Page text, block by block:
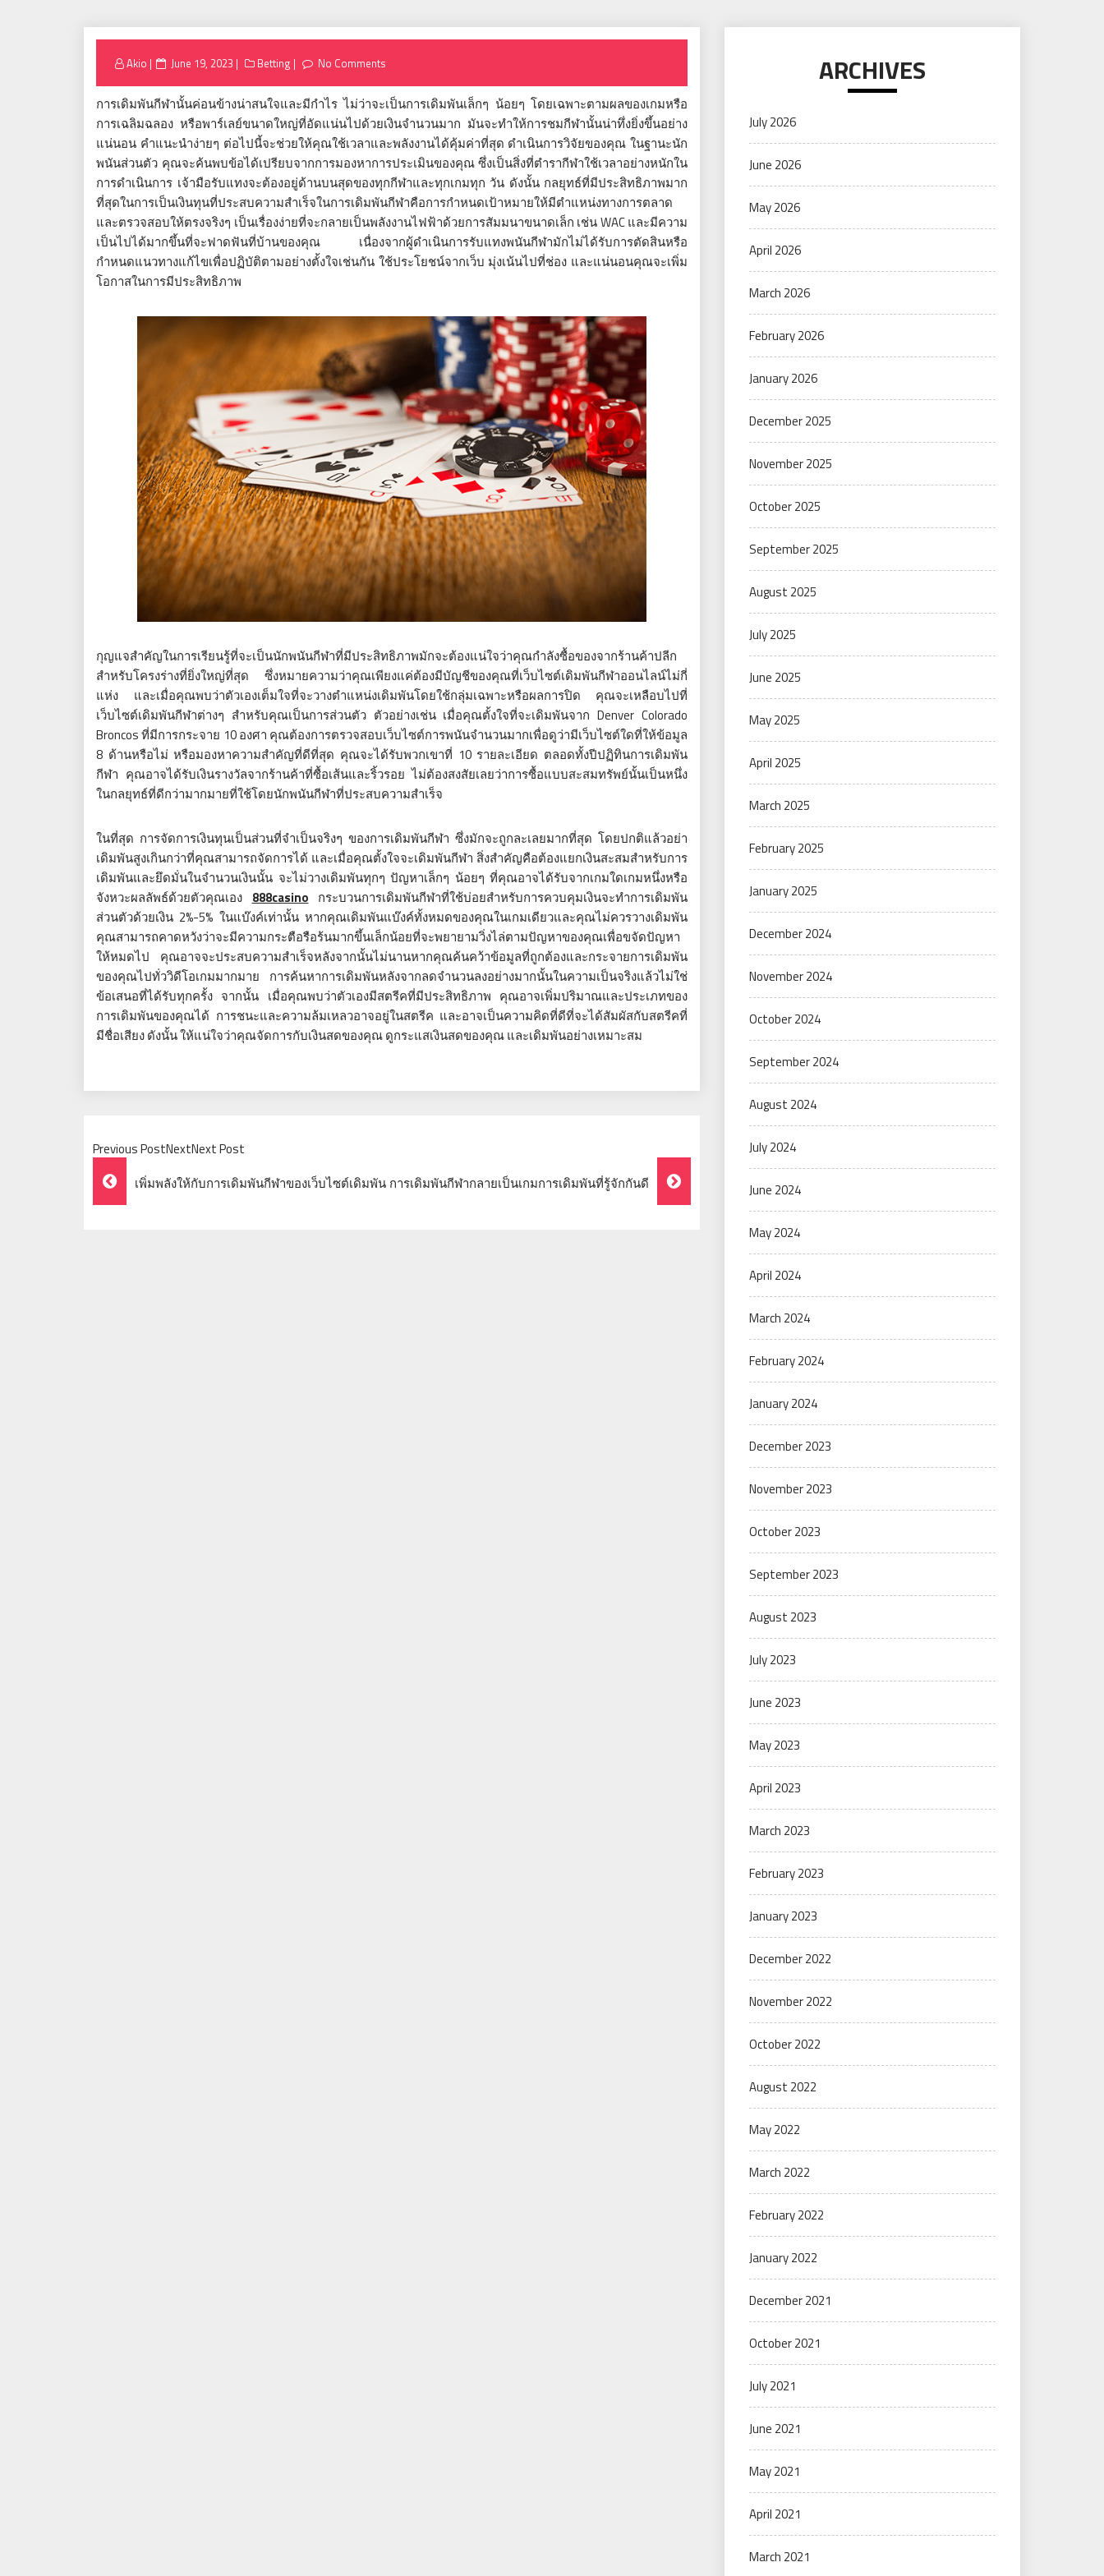
Akio
Posted
June 19, 2023 Betting No Comments
การเดิมพันกีฬานั้นค่อนข้างน่าสนใจและมีกำไร ไม่ว่าจะเป็นการเดิมพันเล็กๆ น้อยๆ โดยเฉพาะตามผลของเกมหรือ
การเฉลิมฉลอง หรือพาร์เลย์ขนาดใหญ่ที่อัดแน่นไปด้วยเงินจำนวนมาก มันจะทำให้การชมกีฬานั้นน่าทึ่งยิ่งขึ้นอย่าง
แน่นอน คำแนะนำง่ายๆ ต่อไปนี้จะช่วยให้คุณใช้เวลาและพลังงานได้คุ้มค่าที่สุด ดำเนินการวิจัยของคุณ ในฐานะนัก
พนันส่วนตัว คุณจะค้นพบข้อได้เปรียบจากการมองหาการประเมินของคุณ ซึ่งเป็นสิ่งที่ตำรากีฬาใช้เวลาอย่างหนักใน
การดำเนินการ เจ้ามือรับแทงจะต้องอยู่ด้านบนสุดของทุกกีฬาและทุกเกมทุก วัน ดังนั้น กลยุทธ์ที่มีประสิทธิภาพมาก
ที่สุดในการเป็นเงินทุนที่ประสบความสำเร็จในการเดิมพันกีฬาคือการกำหนดเป้าหมายให้มีตำแหน่งทางการตลาด
และตรวจสอบให้ตรงจริงๆ เป็นเรื่องง่ายที่จะกลายเป็นพลังงานไฟฟ้าด้วยการสัมมนาขนาดเล็ก เช่น WAC และมีความ
เป็นไปได้มากขึ้นที่จะฟาดฟันที่บ้านของคุณ เนื่องจากผู้ดำเนินการรับแทงพนันกีฬามักไม่ได้รับการตัดสินหรือ
กำหนดแนวทางแก้ไขเพื่อปฏิบัติตามอย่างตั้งใจเช่นกัน ใช้ประโยชน์จากเว็บ มุ่งเน้นไปที่ช่อง และแน่นอนคุณจะเพิ่ม
โอกาสในการมีประสิทธิภาพ
กุญแจสำคัญในการเรียนรู้ที่จะเป็นนักพนันกีฬาที่มีประสิทธิภาพมักจะต้องแน่ใจว่าคุณกำลังซื้อของจากร้านค้าปลีก
สำหรับโครงร่างที่ยิ่งใหญ่ที่สุด ซึ่งหมายความว่าคุณเพียงแค่ต้องมีบัญชีของคุณที่เว็บไซต์เดิมพันกีฬาออนไลน์ไม่กี่
แห่ง และเมื่อคุณพบว่าตัวเองเต็มใจที่จะวางตำแหน่งเดิมพันโดยใช้กลุ่มเฉพาะหรือผลการปิด คุณจะเหลือบไปที่
เว็บไซต์เดิมพันกีฬาต่างๆ สำหรับคุณเป็นการส่วนตัว ตัวอย่างเช่น เมื่อคุณตั้งใจที่จะเดิมพันจาก Denver Colorado
Broncos ที่มีการกระจาย 10 องศา คุณต้องการตรวจสอบเว็บไซต์การพนันจำนวนมากเพื่อดูว่ามีเว็บไซต์ใดที่ให้ข้อมูล
8 ด้านหรือไม่ หรือมองหาความสำคัญที่ดีที่สุด คุณจะได้รับพวกเขาที่ 10 รายละเอียด ตลอดทั้งปีปฏิทินการเดิมพัน
กีฬา คุณอาจได้รับเงินรางวัลจากร้านค้าที่ซื้อเส้นและริ้วรอย ไม่ต้องสงสัยเลยว่าการซื้อแบบสะสมทรัพย์นั้นเป็นหนึ่ง
ในกลยุทธ์ที่ดีกว่ามากมายที่ใช้โดยนักพนันกีฬาที่ประสบความสำเร็จ
ในที่สุด การจัดการเงินทุนเป็นส่วนที่จำเป็นจริงๆ ของการเดิมพันกีฬา ซึ่งมักจะถูกละเลยมากที่สุด โดยปกติแล้วอย่า
เดิมพันสูงเกินกว่าที่คุณสามารถจัดการได้ และเมื่อคุณตั้งใจจะเดิมพันกีฬา สิ่งสำคัญคือต้องแยกเงินสะสมสำหรับการ
เดิมพันและยึดมั่นในจำนวนเงินนั้น จะไม่วางเดิมพันทุกๆ ปัญหาเล็กๆ น้อยๆ ที่คุณอาจได้รับจากเกมใดเกมหนึ่งหรือ
จังหวะผลลัพธ์ด้วยตัวคุณเอง 888casino กระบวนการเดิมพันกีฬาที่ใช้บ่อยสำหรับการควบคุมเงินจะทำการเดิมพัน
ส่วนตัวด้วยเงิน 2%-5% ในแบ๊งค์เท่านั้น หากคุณเดิมพันแบ๊งค์ทั้งหมดของคุณในเกมเดียวและคุณไม่ควรวางเดิมพัน
คุณสามารถคาดหวังว่าจะมีความกระตือรือร้นมากขึ้นเล็กน้อยที่จะพยายามวิ่งไล่ตามปัญหาของคุณเพื่อขจัดปัญหา
ให้หมดไป คุณอาจจะประสบความสำเร็จหลังจากนั้นไม่นานหากคุณค้นคว้าข้อมูลที่ถูกต้องและกระจายการเดิมพัน
ของคุณไปทั่ววิดีโอเกมมากมาย การค้นหาการเดิมพันหลังจากลดจำนวนลงอย่างมากนั้นในความเป็นจริงแล้วไม่ใช่
ข้อเสนอที่ได้รับทุกครั้ง จากนั้น เมื่อคุณพบว่าตัวเองมีสตรีคที่มีประสิทธิภาพ คุณอาจเพิ่มปริมาณและประเภทของ
การเดิมพันของคุณได้ การชนะและความล้มเหลวอาจอยู่ในสตรีค และอาจเป็นความคิดที่ดีที่จะได้สัมผัสกับสตรีคที่
มีชื่อเสียง ดังนั้น ให้แน่ใจว่าคุณจัดการกับเงินสดของคุณ ดูกระแสเงินสดของคุณ และเดิมพันอย่างเหมาะสม
Previous PostNextNext Post
Post
Navigation
เพิ่มพลังให้กับการเดิมพันกีฬาของเว็บไซต์เดิมพัน การเดิมพันกีฬากลายเป็นเกมการเดิมพันที่รู้จักกันดี
ARCHIVES
July 2026
June 2026
May 2026
April 2026
March 2026
February 2026
January 2026
December 2025
November 2025
October 2025
September 2025
August 2025
July 2025
June 2025
May 2025
April 2025
March 2025
February 2025
January 2025
December 2024
November 2024
October 2024
September 2024
August 2024
July 2024
June 2024
May 2024
April 2024
March 2024
February 2024
January 2024
December 2023
November 2023
October 2023
September 2023
August 2023
July 2023
June 2023
May 2023
April 2023
March 2023
February 2023
January 2023
December 2022
November 2022
October 2022
August 2022
May 2022
March 2022
February 2022
January 2022
December 2021
October 2021
July 2021
June 2021
May 2021
April 2021
March 2021